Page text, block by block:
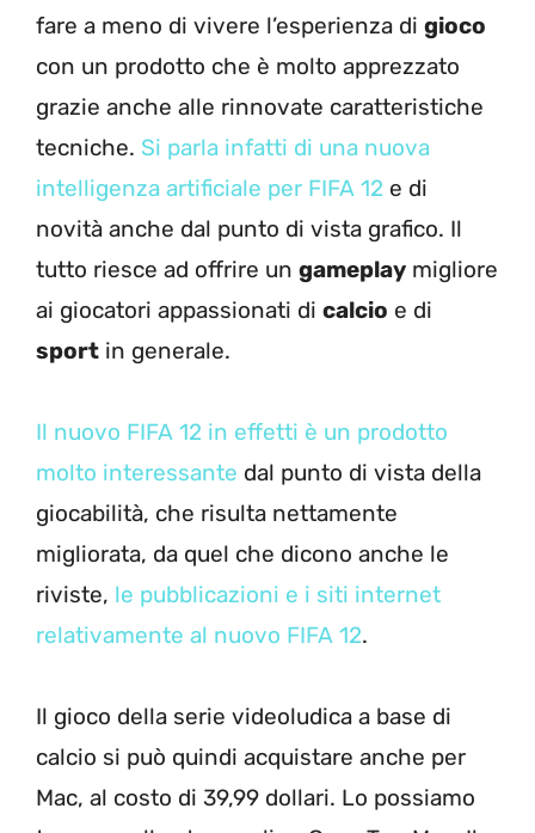
fare a meno di vivere l’esperienza di gioco
con un prodotto che è molto apprezzato
grazie anche alle rinnovate caratteristiche
tecniche. Si parla infatti di una nuova
intelligenza artificiale per FIFA 12 e di
novità anche dal punto di vista grafico. Il
tutto riesce ad offrire un gameplay migliore
ai giocatori appassionati di calcio e di
sport in generale.
Il nuovo FIFA 12 in effetti è un prodotto
molto interessante dal punto di vista della
giocabilità, che risulta nettamente
migliorata, da quel che dicono anche le
riviste, le pubblicazioni e i siti internet
relativamente al nuovo FIFA 12.
Il gioco della serie videoludica a base di
calcio si può quindi acquistare anche per
Mac, al costo di 39,99 dollari. Lo possiamo